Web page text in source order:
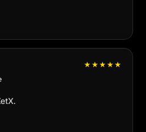
★★★★★